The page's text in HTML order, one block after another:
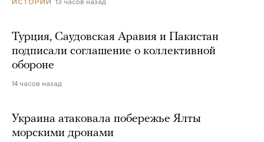
Турция, Саудовская Аравия и Пакистан
подписали соглашение о коллективной
обороне
14 часов назад
Украина атаковала побережье Ялты
морскими дронами